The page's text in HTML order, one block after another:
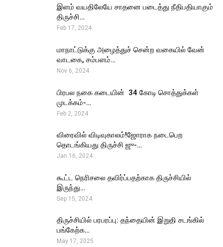
இளம் வயதிலேயே சாதனை படைத்து நீதிபதியாகும்
திருச்சி…
Feb 17, 2024
மாநாட்டுக்கு அழைத்துச் சென்ற வகையில் வேன்
வாடகை, சம்பளம்…
Nov 6, 2024
பிரபல நகை கடையின் ₹ 34 கோடி சொத்துக்கள்
முடக்கம்-…
Feb 2, 2024
விரைவில் விடிவுகாலம்!ஜோராக நடைபெற
தொடங்கியது திருச்சி ஜு-…
Jan 16, 2024
கூட்ட நெரிசலை தவிர்ப்பதற்காக திருச்சியில்
இருந்து…
Sep 15, 2024
திருச்சியில் பரபரப்பு: தந்தையின் இறுதி சடங்கில்
பங்கேற்க…
May 17, 2025